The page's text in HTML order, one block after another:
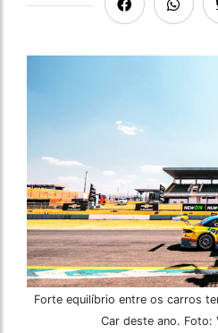
Forte equilíbrio entre os carros
Car deste ano. Foto: